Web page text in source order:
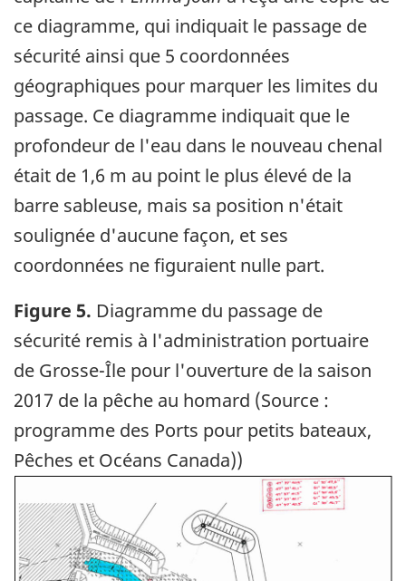
ce diagramme, qui indiquait le passage de
sécurité ainsi que 5 coordonnées
géographiques pour marquer les limites du
passage. Ce diagramme indiquait que le
profondeur de l'eau dans le nouveau chenal
était de 1,6 m au point le plus élevé de la
barre sableuse, mais sa position n'était
soulignée d'aucune façon, et ses
coordonnées ne figuraient nulle part.
Figure 5. Diagramme du passage de
sécurité remis à l'administration portuaire
de Grosse-Île pour l'ouverture de la saison
2017 de la pêche au homard (Source :
programme des Ports pour petits bateaux,
Pêches et Océans Canada))